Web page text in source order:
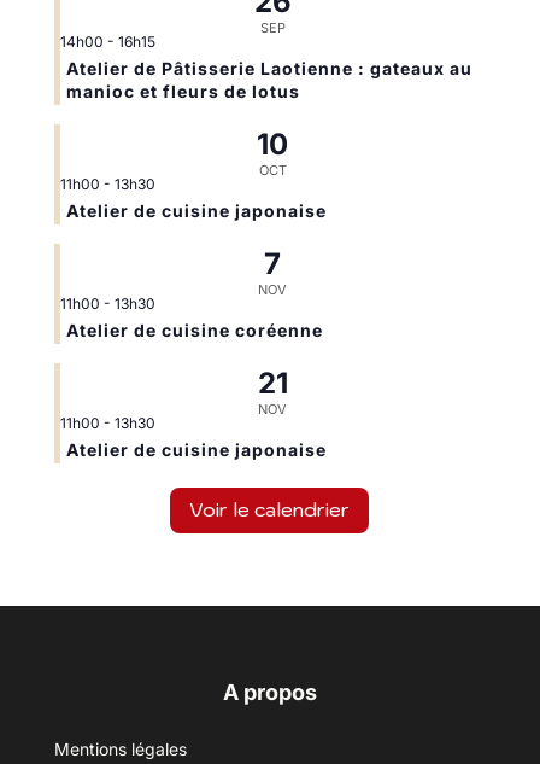
SEP
14h00 - 16h15
Atelier de Pâtisserie Laotienne : gateaux au
manioc et fleurs de lotus
10
OCT
11h00 - 13h30
Atelier de cuisine japonaise
7
NOV
11h00 - 13h30
Atelier de cuisine coréenne
21
NOV
11h00 - 13h30
Atelier de cuisine japonaise
Voir le calendrier
A propos
Mentions légales